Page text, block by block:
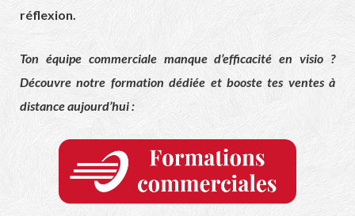
réflexion.
Ton équipe commerciale manque d’efficacité en visio ?
Découvre notre formation dédiée et booste tes ventes à
distance aujourd’hui :